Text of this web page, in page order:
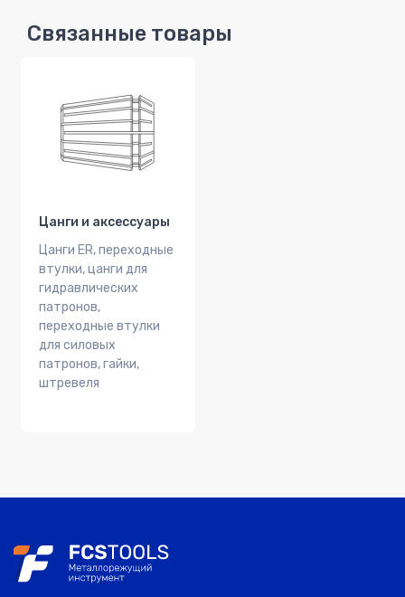
Связанные товары
Цанги и аксессуары
Цанги ER, переходные
втулки, цанги для
гидравлических
патронов,
переходные втулки
для силовых
патронов, гайки,
штревеля